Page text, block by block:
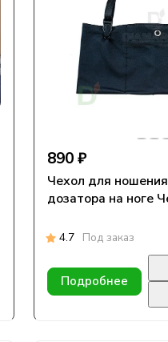
890 ₽
Чехол для
дозатора на ноге
4.7 Под заказ
Подробнее